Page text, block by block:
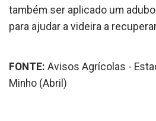
também ser aplicado um
para ajudar a videira a
FONTE: Avisos Agrícolas -
Minho (Abril)